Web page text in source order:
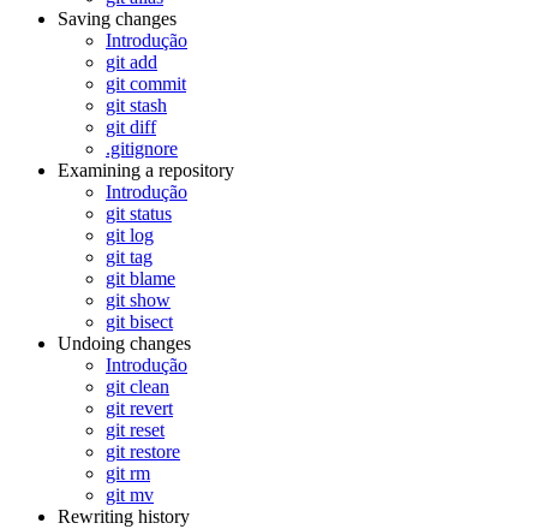
Saving changes
Introdução
git add
git commit
git stash
git diff
.gitignore
Examining a repository
Introdução
git status
git log
git tag
git blame
git show
git bisect
Undoing changes
Introdução
git clean
git revert
git reset
git restore
git rm
git mv
Rewriting history